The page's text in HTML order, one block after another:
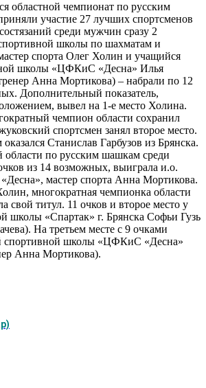
областной чемпионат по русским
участие 27 лучших спортсменов
среди мужчин сразу 2
школы по шахматам и
спорта Олег Холин и учащийся
школы «ЦФКиС «Десна» Илья
Анна Мортикова) – набрали по 12
Дополнительный показатель,
вывел на 1-е место Холина.
чемпион области сохранил
спортсмен занял второе место.
Станислав Гарбузов из Брянска.
области по русским шашкам среди
из 14 возможных, выиграла и.о.
мастер спорта Анна Мортикова.
многократная чемпионка области
свой титул. 11 очков и второе место у
школы «Спартак» г. Брянска Софьи Гузь
На третьем месте с 9 очками
спортивной школы «ЦФКиС «Десна»
Анна Мортикова).